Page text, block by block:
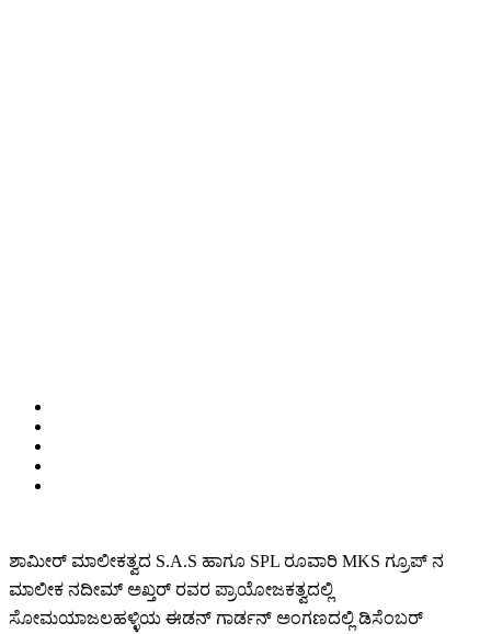
ಶಾಮೀರ್ ಮಾಲೀಕತ್ವದ S.A.S ಹಾಗೂ SPL ರೂವಾರಿ MKS ಗ್ರೂಪ್ ನ
ಮಾಲೀಕ ನದೀಮ್ ಅಖ್ತರ್ ರವರ ಪ್ರಾಯೋಜಕತ್ವದಲ್ಲಿ
ಸೋಮಯಾಜಲಹಳ್ಳಿಯ ಈಡನ್ ಗಾರ್ಡನ್ ಅಂಗಣದಲ್ಲಿ ಡಿಸೆಂಬರ್